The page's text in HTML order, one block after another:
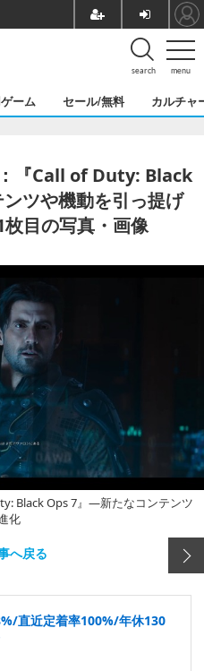
menu
search
ーム セール/無料 カルチャ
『Call of Duty: Black
ツや機動を引っ提げ
目の写真・画像
Black Ops 7』―新たなコンテンツ
化
へ戻る
直近定着率100%/年休130